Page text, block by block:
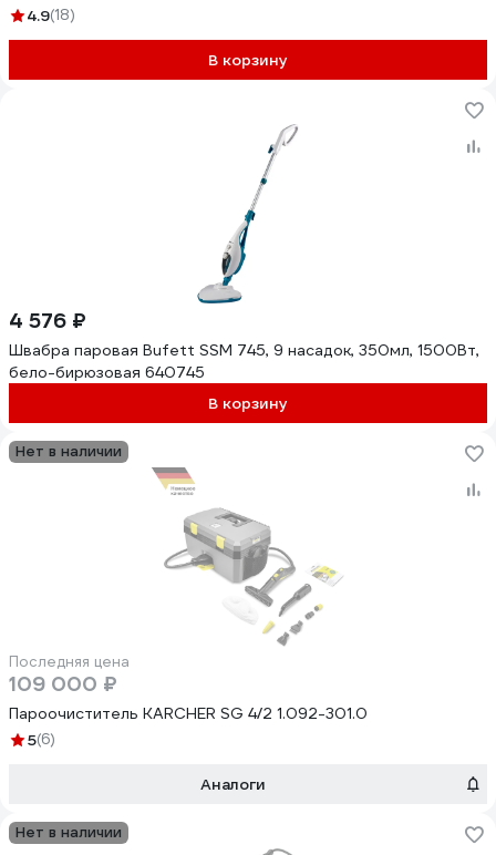
4.9(18)
В корзину
4 576 ₽
Швабра паровая Bufett SSM 745, 9 насадок, 350мл, 1500Вт,
бело-бирюзовая 640745
В корзину
Нет в наличии
Последняя цена
109 000 ₽
Пароочиститель KARCHER SG 4/2 1.092-301.0
5(6)
Аналоги
Нет в наличии